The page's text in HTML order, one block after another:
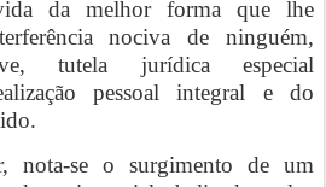
da melhor forma que lhe
nociva de ninguém,
tutela jurídica especial
pessoal integral e do
nota-se o surgimento de um